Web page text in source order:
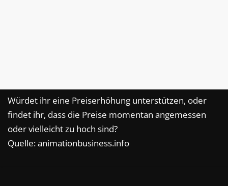
Würdet ihr eine Preiserhöhung unterstützen, oder
findet ihr, dass die Preise momentan angemessen
oder vielleicht zu hoch sind?
Quelle: animationbusiness.info